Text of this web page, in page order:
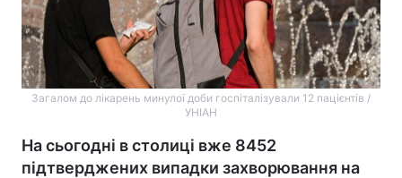
Загалом до лікарень минулої доби госпіталізували 12 пацієнтів /
УНІАН
На сьогодні в столиці вже 8452
підтверджених випадки захворювання на